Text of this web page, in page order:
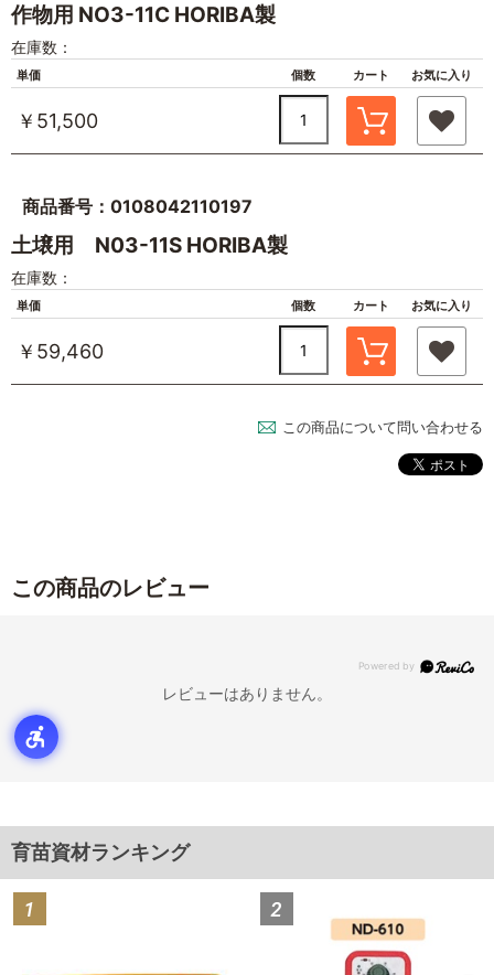
作物用 NO3-11C HORIBA製
在庫数：
単価 個数 カート お気に入り
￥51,500
商品番号：0108042110197
土壌用 N03-11S HORIBA製
在庫数：
単価 個数 カート お気に入り
￥59,460
この商品について問い合わせる
この商品のレビュー
レビューはありません。
育苗資材ランキング